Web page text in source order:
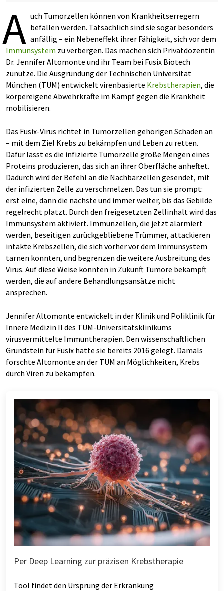
A uch Tumorzellen können von Krankheitserregern
befallen werden. Tatsächlich sind sie sogar besonders
anfällig – ein Nebeneffekt ihrer Fähigkeit, sich vor dem
Immunsystem zu verbergen. Das machen sich Privatdozentin
Dr. Jennifer Altomonte und ihr Team bei Fusix Biotech
zunutze. Die Ausgründung der Technischen Universität
München (TUM) entwickelt virenbasierte Krebstherapien, die
körpereigene Abwehrkräfte im Kampf gegen die Krankheit
mobilisieren.
Das Fusix-Virus richtet in Tumorzellen gehörigen Schaden an
– mit dem Ziel Krebs zu bekämpfen und Leben zu retten.
Dafür lässt es die infizierte Tumorzelle große Mengen eines
Proteins produzieren, das sich an ihrer Oberfläche anheftet.
Dadurch wird der Befehl an die Nachbarzellen gesendet, mit
der infizierten Zelle zu verschmelzen. Das tun sie prompt:
erst eine, dann die nächste und immer weiter, bis das Gebilde
regelrecht platzt. Durch den freigesetzten Zellinhalt wird das
Immunsystem aktiviert. Immunzellen, die jetzt alarmiert
werden, beseitigen zurückgebliebene Trümmer, attackieren
intakte Krebszellen, die sich vorher vor dem Immunsystem
tarnen konnten, und begrenzen die weitere Ausbreitung des
Virus. Auf diese Weise könnten in Zukunft Tumore bekämpft
werden, die auf andere Behandlungsansätze nicht
ansprechen.
Jennifer Altomonte entwickelt in der Klinik und Poliklinik für
Innere Medizin II des TUM-Universitätsklinikums
virusvermittelte Immuntherapien. Den wissenschaftlichen
Grundstein für Fusix hatte sie bereits 2016 gelegt. Damals
forschte Altomonte an der TUM an Möglichkeiten, Krebs
durch Viren zu bekämpfen.
Per Deep Learning zur präzisen Krebstherapie
Tool findet den Ursprung der Erkrankung